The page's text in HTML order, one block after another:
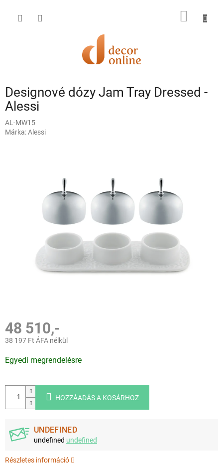
KOSÁR
Designové dózy Jam Tray Dressed -
Alessi
AL-MW15
Márka:Alessi
48 510,-
38 197 Ft ÁFA nélkül
Egyedi megrendelésre
HOZZÁADÁS A KOSÁRHOZ
UNDEFINED
undefined undefined
Részletes információ